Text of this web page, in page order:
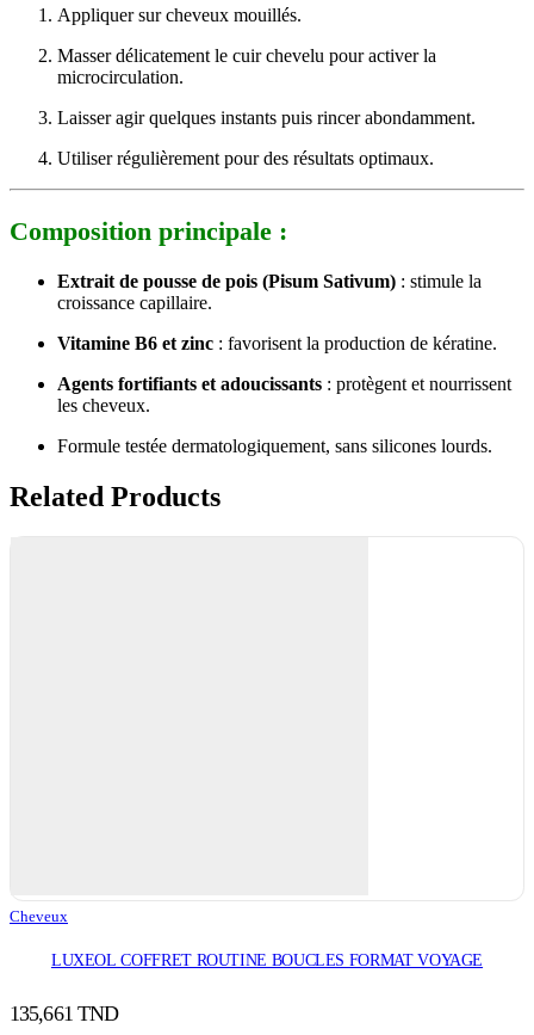
Appliquer sur cheveux mouillés.
Masser délicatement le cuir chevelu pour activer la
microcirculation.
Laisser agir quelques instants puis rincer abondamment.
Utiliser régulièrement pour des résultats optimaux.
Composition principale :
Extrait de pousse de pois (Pisum Sativum) : stimule la
croissance capillaire.
Vitamine B6 et zinc : favorisent la production de kératine.
Agents fortifiants et adoucissants : protègent et nourrissent
les cheveux.
Formule testée dermatologiquement, sans silicones lourds.
Related Products
Cheveux
LUXEOL COFFRET ROUTINE BOUCLES FORMAT VOYAGE
135,661 TND